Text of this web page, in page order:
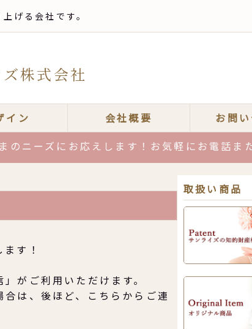
げる会社です。
株式会社
イン 会社概要
お問
ズにお応えします！お気軽にお電話またはメ
す！
がご利用いただけます。
は、後ほど、こちらからご連
取扱い商品